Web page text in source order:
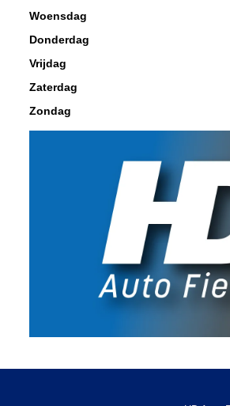
Woensdag
Donderdag
Vrijdag
Zaterdag
Zondag